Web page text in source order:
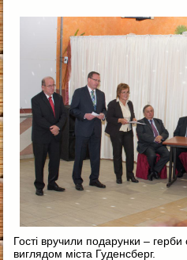
Гості вручили подарунки – герби
виглядом міста Гуденсберг.